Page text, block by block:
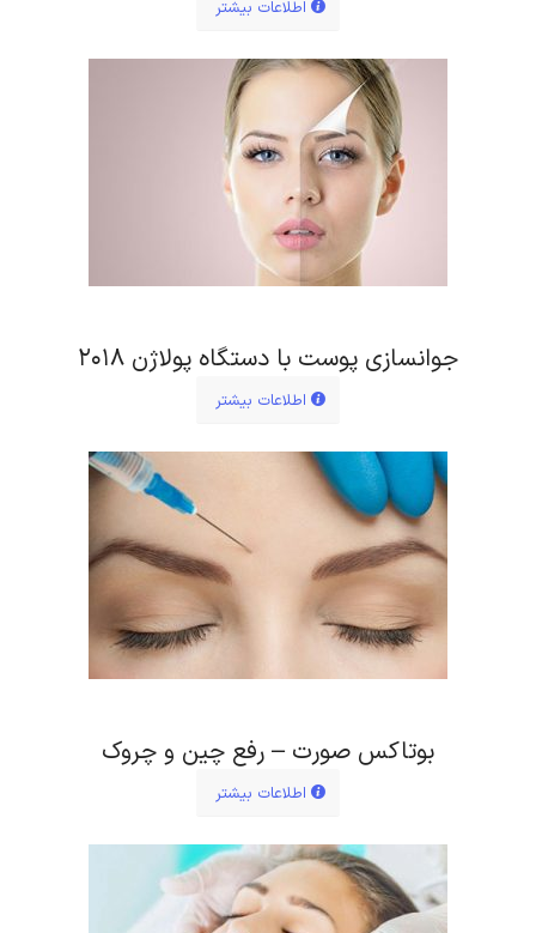
اطلاعات بیشتر
جوانسازی پوست با دستگاه پولاژن ۲۰۱۸
اطلاعات بیشتر
بوتاکس صورت – رفع چین و چروک
اطلاعات بیشتر